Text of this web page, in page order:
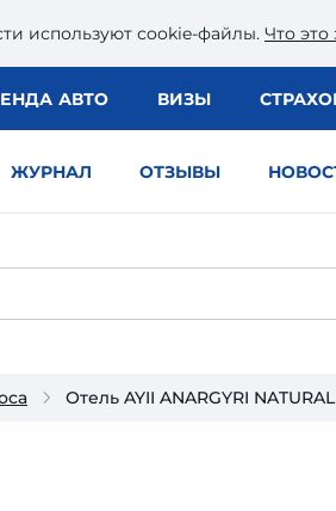
используют сookie-файлы. Что это
АВТО ВИЗЫ
ЖУРНАЛ ОТЗЫВЫ
Отель AYII ANARGYRI